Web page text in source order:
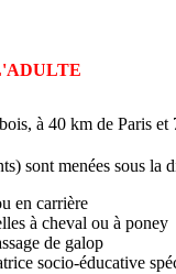
à 40 km de Paris
sont menées sous
en carrière
à cheval ou à poney
de galop
socio-éducative